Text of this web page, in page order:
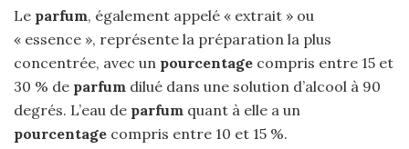
Le parfum, également appelé « extrait » ou
« essence », représente la préparation la plus
concentrée, avec un pourcentage compris entre 15 et
30 % de parfum dilué dans une solution d’alcool à 90
degrés. L’eau de parfum quant à elle a un
pourcentage compris entre 10 et 15 %.